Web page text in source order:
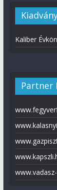
Kaliber
Partner